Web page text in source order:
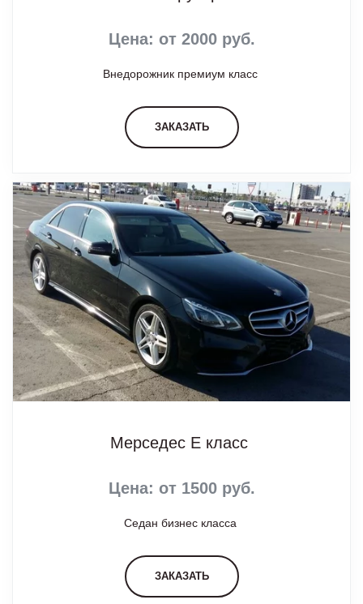
Цена: от 2000 руб.
Внедорожник премиум класс
ЗАКАЗАТЬ
Мерседес Е класс
Цена: от 1500 руб.
Седан бизнес класса
ЗАКАЗАТЬ